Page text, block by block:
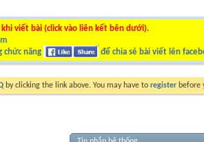
viết bài (click vào liên kết bên dưới).
chức năng để chia sẻ bài viết lên
by clicking the link above. You may have to register before